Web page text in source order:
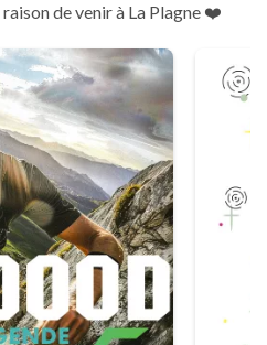
de venir à La Plagne ❤️